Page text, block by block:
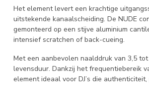
Het element levert een krachtige
uitstekende kanaalscheiding. De NUDE
gemonteerd op een stijve aluminium
intensief scratchen of back-cueing.
Met een aanbevolen naalddruk van 3,5
levensduur. Dankzij het frequentiebereik
element ideaal voor DJ’s die